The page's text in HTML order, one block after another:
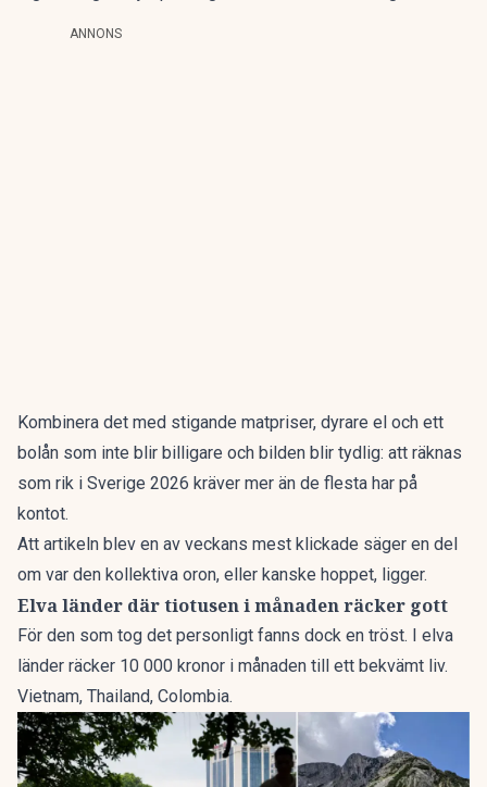
ANNONS
Kombinera det med stigande matpriser, dyrare el och ett
bolån som inte blir billigare och bilden blir tydlig: att räknas
som rik i Sverige 2026 kräver mer än de flesta har på
kontot.
Att artikeln blev en av veckans mest klickade säger en del
om var den kollektiva oron, eller kanske hoppet, ligger.
Elva länder där tiotusen i månaden räcker gott
För den som tog det personligt fanns dock en tröst. I elva
länder räcker 10 000 kronor i månaden till ett bekvämt liv.
Vietnam, Thailand, Colombia.